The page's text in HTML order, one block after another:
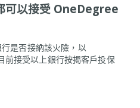
可以接受 OneDegree
是否接納該火險，以
接受以上銀行按揭客戶投保